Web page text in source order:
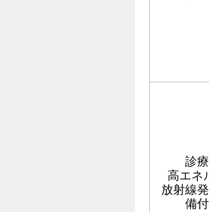
診
高エネ
放射線
備